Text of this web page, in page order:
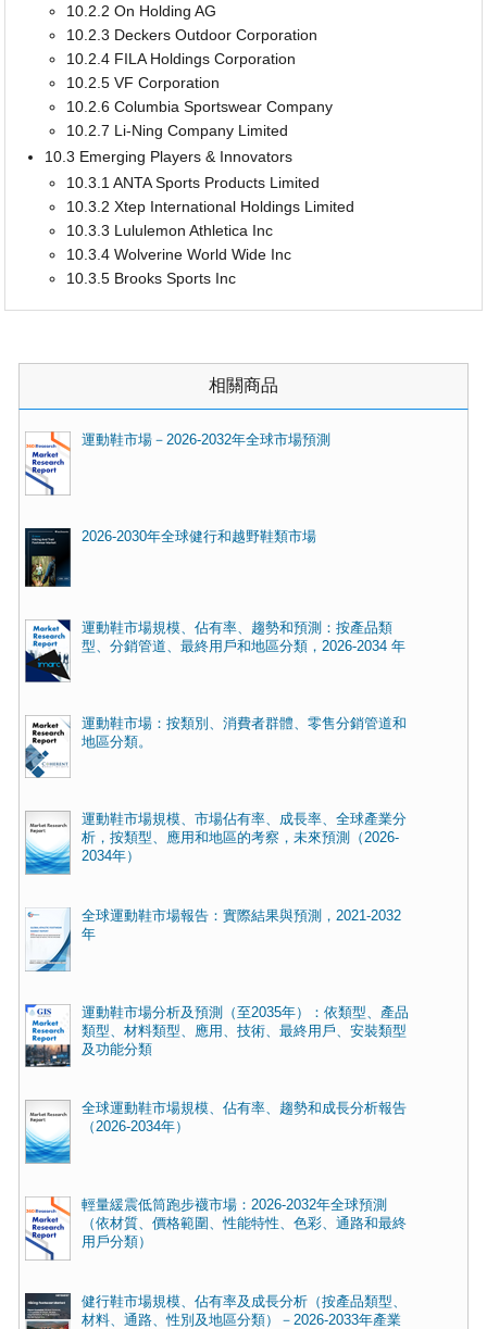
10.2.2 On Holding AG
10.2.3 Deckers Outdoor Corporation
10.2.4 FILA Holdings Corporation
10.2.5 VF Corporation
10.2.6 Columbia Sportswear Company
10.2.7 Li-Ning Company Limited
10.3 Emerging Players & Innovators
10.3.1 ANTA Sports Products Limited
10.3.2 Xtep International Holdings Limited
10.3.3 Lululemon Athletica Inc
10.3.4 Wolverine World Wide Inc
10.3.5 Brooks Sports Inc
相關商品
運動鞋市場－2026-2032年全球市場預測
2026-2030年全球健行和越野鞋類市場
運動鞋市場規模、佔有率、趨勢和預測：按產品類
型、分銷管道、最終用戶和地區分類，2026-2034 年
運動鞋市場：按類別、消費者群體、零售分銷管道和
地區分類。
運動鞋市場規模、市場佔有率、成長率、全球產業分
析，按類型、應用和地區的考察，未來預測（2026-
2034年）
全球運動鞋市場報告：實際結果與預測，2021-2032
年
運動鞋市場分析及預測（至2035年）：依類型、產品
類型、材料類型、應用、技術、最終用戶、安裝類型
及功能分類
全球運動鞋市場規模、佔有率、趨勢和成長分析報告
（2026-2034年）
輕量緩震低筒跑步襪市場：2026-2032年全球預測
（依材質、價格範圍、性能特性、色彩、通路和最終
用戶分類）
健行鞋市場規模、佔有率及成長分析（按產品類型、
材料、通路、性別及地區分類）－2026-2033年產業